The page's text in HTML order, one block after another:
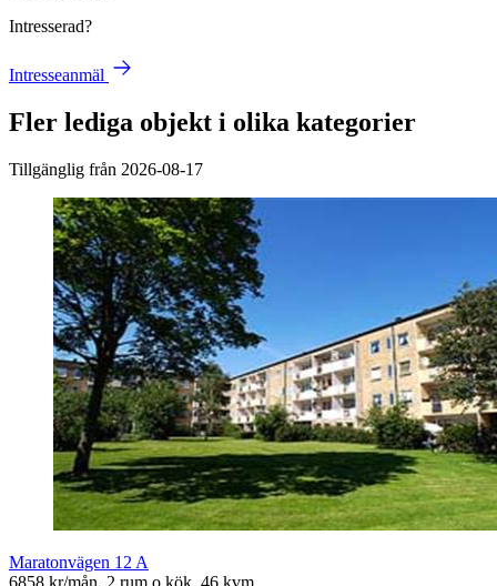
Intresserad?
Intresseanmäl
Fler lediga objekt i olika kategorier
Tillgänglig från 2026-08-17
Maratonvägen 12 A
6858 kr/mån, 2 rum o kök, 46 kvm